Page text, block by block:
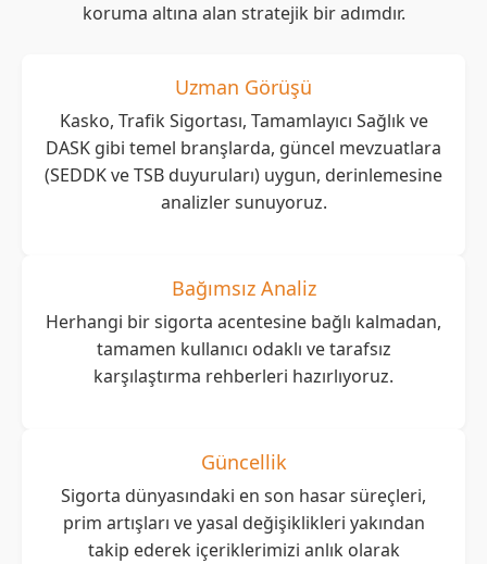
koruma altına alan stratejik bir adımdır.
Uzman Görüşü
Kasko, Trafik Sigortası, Tamamlayıcı Sağlık ve
DASK gibi temel branşlarda, güncel mevzuatlara
(SEDDK ve TSB duyuruları) uygun, derinlemesine
analizler sunuyoruz.
Bağımsız Analiz
Herhangi bir sigorta acentesine bağlı kalmadan,
tamamen kullanıcı odaklı ve tarafsız
karşılaştırma rehberleri hazırlıyoruz.
Güncellik
Sigorta dünyasındaki en son hasar süreçleri,
prim artışları ve yasal değişiklikleri yakından
takip ederek içeriklerimizi anlık olarak